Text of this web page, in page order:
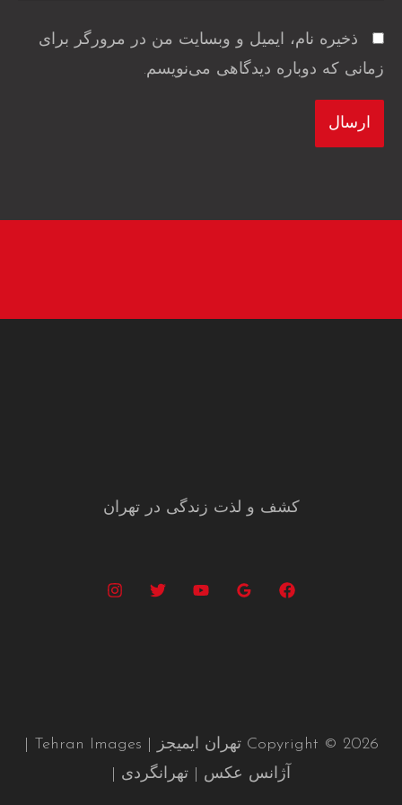
ذخیره نام، ایمیل و وبسایت من در مرورگر برای
زمانی که دوباره دیدگاهی می‌نویسم.
کشف و لذت زندگی در تهران
آژانس عکس | تهرانگردی |